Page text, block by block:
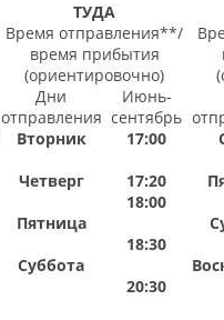
ТУДА
Время отправления**/
время прибытия
(ориентировочно)
Дни
отправления
Июнь-
сентябрь
Вторник
Четверг
Пятница
Суббота
17:00
17:20
18:00
18:30
20:30